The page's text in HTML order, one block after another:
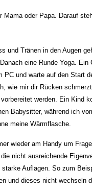
und Tränen in den Augen
eine Runde Yoga.
PC und warte auf den Start
wie mir dir Rücken
werden. Ein Kind
Babysitter, während ich
meine Wärmflasche.
wieder am Handy um
nicht ausreichende
Auflagen. So zum
und dieses nicht wechseln